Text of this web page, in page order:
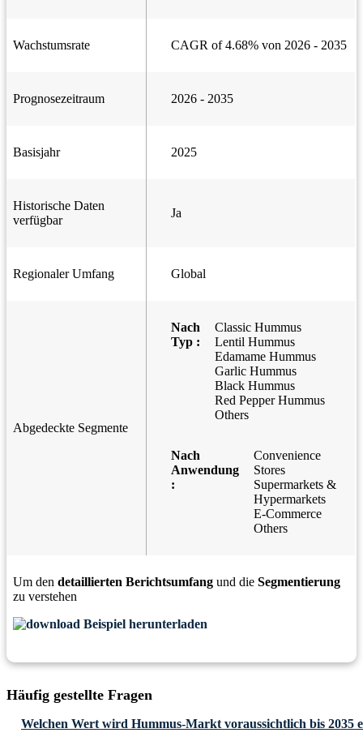
Wachstumsrate CAGR of 4.68% von 2026 - 2035
Prognosezeitraum 2026 - 2035
Basisjahr 2025
Historische Daten
verfügbar
Ja
Regionaler Umfang Global
Abgedeckte Segmente
Nach
Typ :
Classic Hummus
Lentil Hummus
Edamame Hummus
Garlic Hummus
Black Hummus
Red Pepper Hummus
Others
Nach
Anwendung
:
Convenience
Stores
Supermarkets &
Hypermarkets
E-Commerce
Others
Um den detaillierten Berichtsumfang und die Segmentierung
zu verstehen
Beispiel herunterladen
Häufig gestellte Fragen
Welchen Wert wird Hummus-Markt voraussichtlich bis 2035